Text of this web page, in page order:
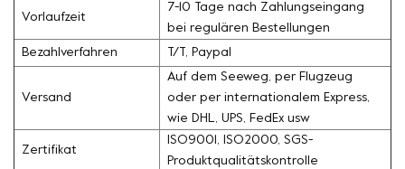
Vorlaufzeit
7-10 Tage nach Zahlungseingang
bei regulären Bestellungen
Bezahlverfahren T/T, Paypal
Versand
Auf dem Seeweg, per Flugzeug
oder per internationalem Express,
wie DHL, UPS, FedEx usw
Zertifikat
ISO9001, ISO2000, SGS-
Produktqualitätskontrolle